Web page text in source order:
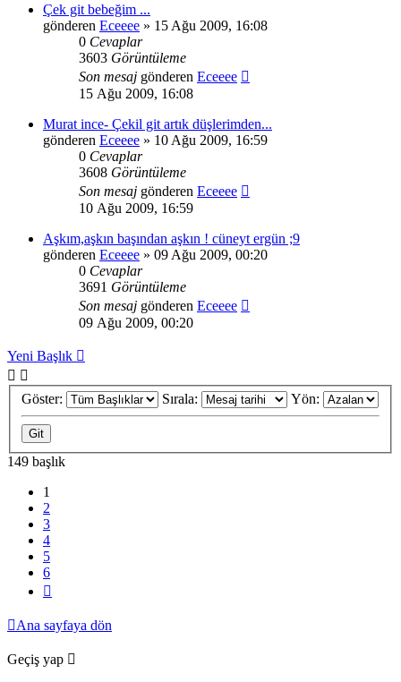
Çek git bebeğim ...
gönderen Eceeee » 15 Ağu 2009, 16:08
0 Cevaplar
3603 Görüntüleme
Son mesaj gönderen Eceeee
15 Ağu 2009, 16:08
Murat ince- Çekil git artık düşlerimden...
gönderen Eceeee » 10 Ağu 2009, 16:59
0 Cevaplar
3608 Görüntüleme
Son mesaj gönderen Eceeee
10 Ağu 2009, 16:59
Aşkım,aşkın başından aşkın ! cüneyt ergün ;9
gönderen Eceeee » 09 Ağu 2009, 00:20
0 Cevaplar
3691 Görüntüleme
Son mesaj gönderen Eceeee
09 Ağu 2009, 00:20
Yeni Başlık
Göster: Sırala: Yön:
149 başlık
1
2
3
4
5
6
Ana sayfaya dön
Geçiş yap